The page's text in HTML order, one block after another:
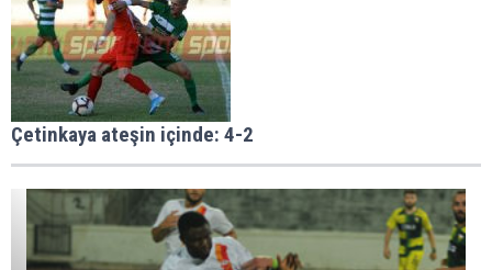
Çetinkaya ateşin içinde: 4-2